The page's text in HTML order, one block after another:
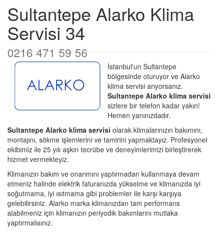
Sultantepe Alarko Klima
Servisi 34
0216 471 59 56
İstanbul'un Sultantepe
bölgesinde oturuyor ve Alarko
klima servisi arıyorsanız.
Sultantepe Alarko klima servisi
sizlere bir telefon kadar yakın!
Hemen yanınızdadır.
Sultantepe Alarko klima servisi olarak klimalarınızın bakımını,
montajını, sökme işlemlerini ve tamirini yapmaktayız. Profesyonel
ekibimiz ile 25 yılı aşkın tecrübe ve deneyimlerimizi birleştirerek
hizmet vermekteyiz.
Klimanızın bakım ve onarımını yaptırmadan kullanmaya devam
etmeniz halinde elektrik faturanızda yükselme ve klimanızda iyi
soğutmama, iyi ısıtmama gibi problemler ile karşı karşıya
gelebilirsiniz. Alarko marka klimanızdan tam performans
alabilmeniz için klimanızın periyodik bakımlarını mutlaka
yaptırmalısınız.